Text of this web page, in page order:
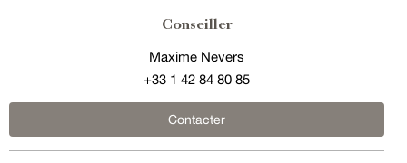
Conseiller
Maxime Nevers
+33 1 42 84 80 85
Contacter